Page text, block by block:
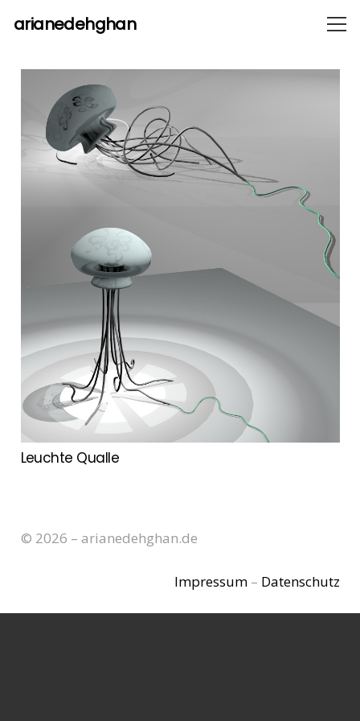
arianedehghan
Leuchte Qualle
© 2026 – arianedehghan.de
Impressum– Datenschutz